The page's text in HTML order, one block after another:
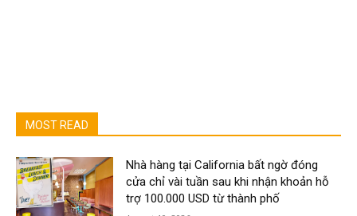
MOST READ
Nhà hàng tại California bất ngờ đóng
cửa chỉ vài tuần sau khi nhận khoản hỗ
trợ 100.000 USD từ thành phố